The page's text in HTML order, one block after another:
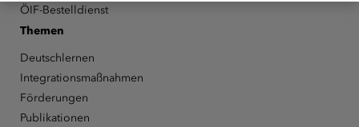
ÖIF-Bestelldienst
Themen
Deutschlernen
Integrationsmaßnahmen
Förderungen
Publikationen